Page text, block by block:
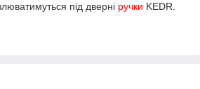
під дверні ручки KEDR.